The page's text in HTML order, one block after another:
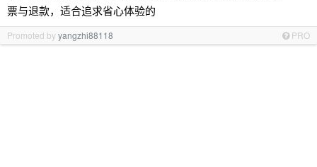
票与退款，适合追求省心体验的
Promoted byyangzhi88118 PRO